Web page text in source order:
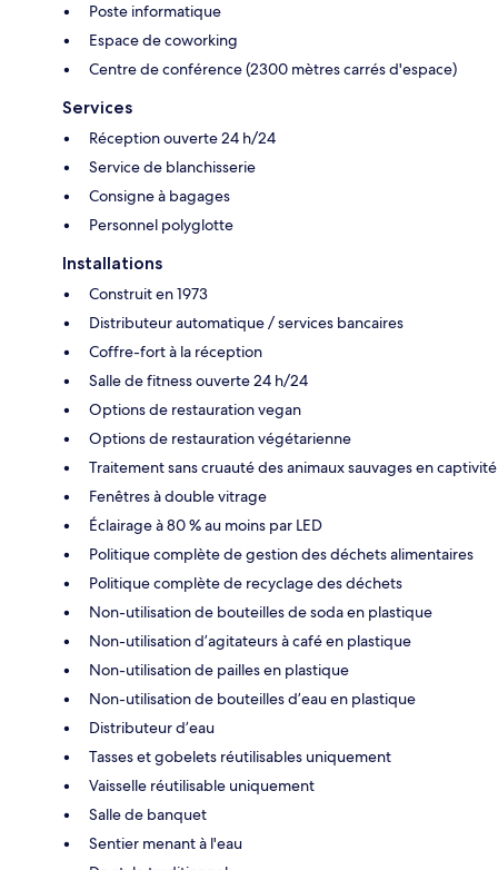
Poste informatique
Espace de coworking
Centre de conférence (2300 mètres carrés d'espace)
Services
Réception ouverte 24 h/24
Service de blanchisserie
Consigne à bagages
Personnel polyglotte
Installations
Construit en 1973
Distributeur automatique / services bancaires
Coffre-fort à la réception
Salle de fitness ouverte 24 h/24
Options de restauration vegan
Options de restauration végétarienne
Traitement sans cruauté des animaux sauvages en captivité
Fenêtres à double vitrage
Éclairage à 80 % au moins par LED
Politique complète de gestion des déchets alimentaires
Politique complète de recyclage des déchets
Non-utilisation de bouteilles de soda en plastique
Non-utilisation d’agitateurs à café en plastique
Non-utilisation de pailles en plastique
Non-utilisation de bouteilles d’eau en plastique
Distributeur d’eau
Tasses et gobelets réutilisables uniquement
Vaisselle réutilisable uniquement
Salle de banquet
Sentier menant à l'eau